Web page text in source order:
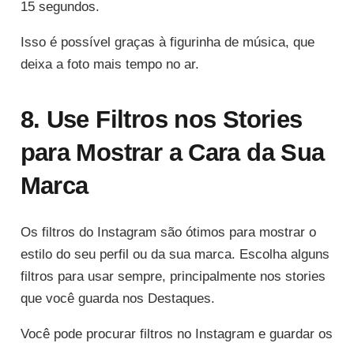
15 segundos.
Isso é possível graças à figurinha de música, que
deixa a foto mais tempo no ar.
8. Use Filtros nos Stories
para Mostrar a Cara da Sua
Marca
Os filtros do Instagram são ótimos para mostrar o
estilo do seu perfil ou da sua marca. Escolha alguns
filtros para usar sempre, principalmente nos stories
que você guarda nos Destaques.
Você pode procurar filtros no Instagram e guardar os